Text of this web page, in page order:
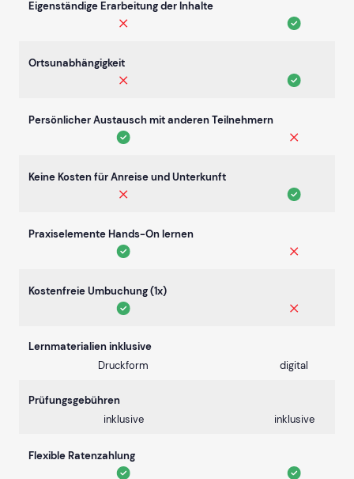
Eigenständige Erarbeitung der Inhalte
Ortsunabhängigkeit
Persönlicher Austausch mit anderen Teilnehmern
Keine Kosten für Anreise und Unterkunft
Praxiselemente Hands-On lernen
Kostenfreie Umbuchung (1x)
Lernmaterialien inklusive
Druckform
digital
Prüfungsgebühren
inklusive
inklusive
Flexible Ratenzahlung